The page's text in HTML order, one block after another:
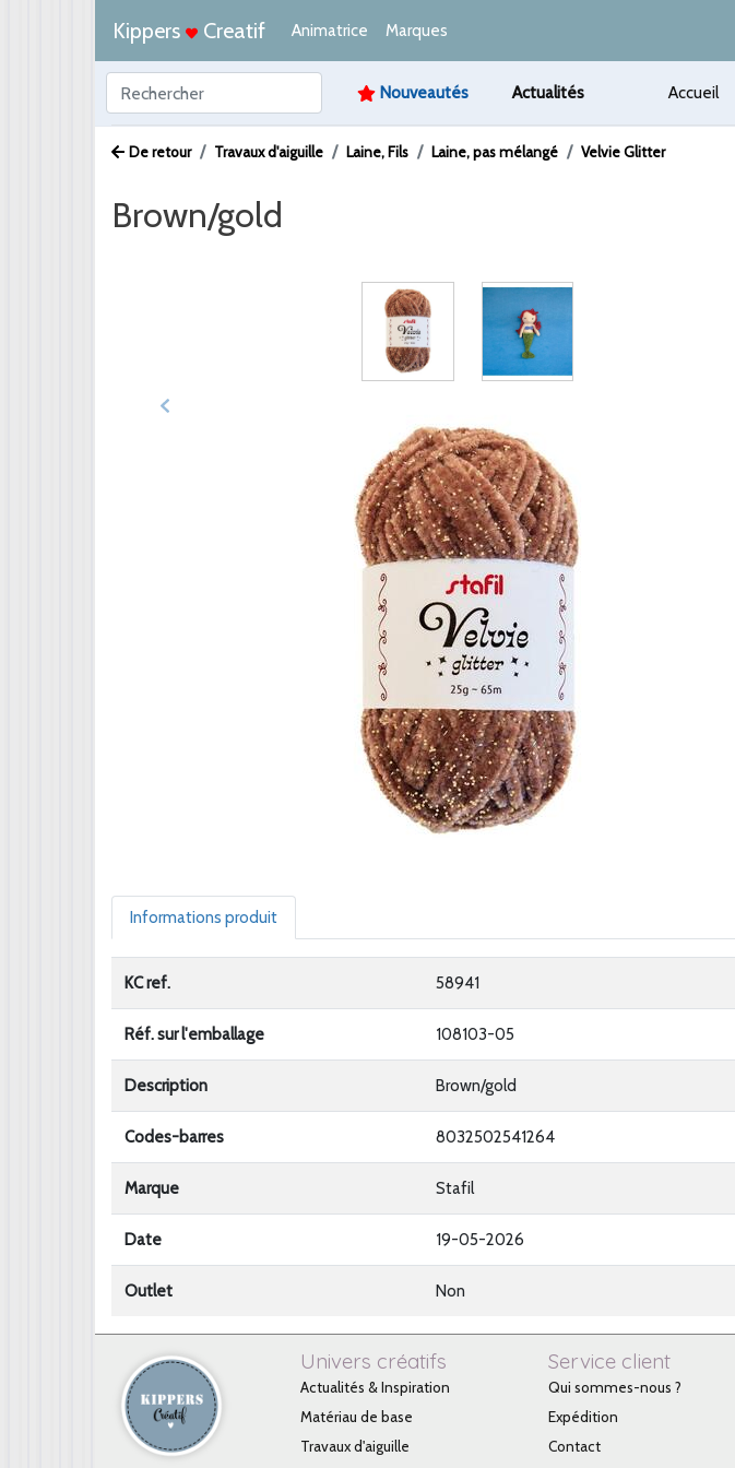
Kippers Creatif Animatrice Marques
Nouveautés Actualités Accueil
De retour Travaux d'aiguille Laine, Fils Laine, pas mélangé Velvie Glitter
Brown/gold
Informations produit
KC ref. 58941
Réf. sur l'emballage 108103-05
Description Brown/gold
Codes-barres 8032502541264
Marque Stafil
Date 19-05-2026
Outlet Non
Univers créatifs
Actualités & Inspiration
Matériau de base
Travaux d'aiguille
Service client
Qui sommes-nous ?
Expédition
Contact